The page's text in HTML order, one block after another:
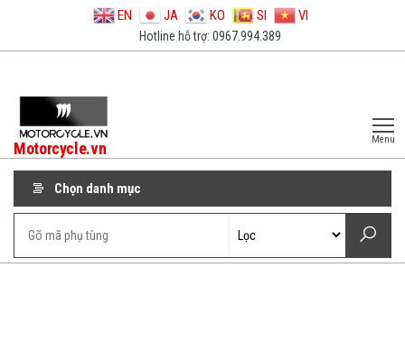
EN JA KO SI VI
Hotline hỗ trợ: 0967.994.389
Motorcycle.vn Menu
Chọn danh mục